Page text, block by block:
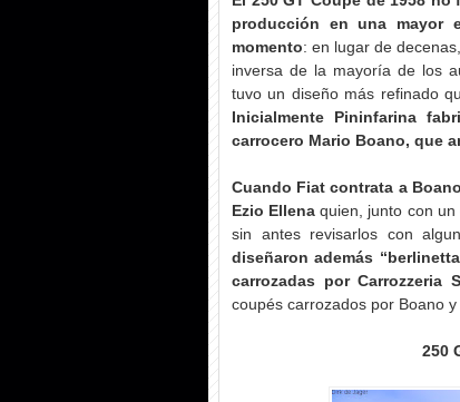
producción en una mayor
momento: en lugar de
inversa de la mayoría de los
tuvo un diseño más refinado
Inicialmente Pininfarina
carrocero Mario Boano, que
Cuando Fiat contrata a
Ezio Ellena quien, junto con
sin antes revisarlos con
diseñaron además
carrozadas por Carrozzeria
coupés carrozados por Boano
250